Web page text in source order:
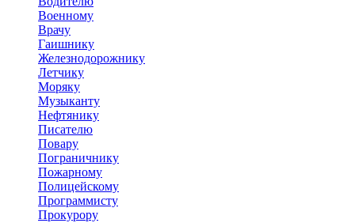
Военному
Врачу
Гаишнику
Железнодорожнику
Летчику
Моряку
Музыканту
Нефтянику
Писателю
Повару
Пограничнику
Пожарному
Полицейскому
Программисту
Прокурору